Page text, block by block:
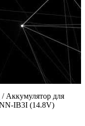
/ Аккумулятор для
IB3I (14.8V)